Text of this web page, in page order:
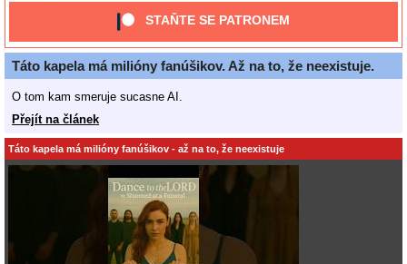
STAŇTE SE PATRONEM
Táto kapela má milióny fanúšikov. Až na to, že neexistuje.
O tom kam smeruje sucasne AI.
Přejít na článek
Táto kapela má milióny fanúšikov - až na to, že neexistuje